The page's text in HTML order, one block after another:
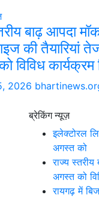
बाढ़ आपदा
की तैयारियां
विविध कार्यक्रम
2026
ब्रेकिंग न्यूज़
इलेक्टोरल
अगस्त को
राज्य
अगस्त को
रायगढ़ में